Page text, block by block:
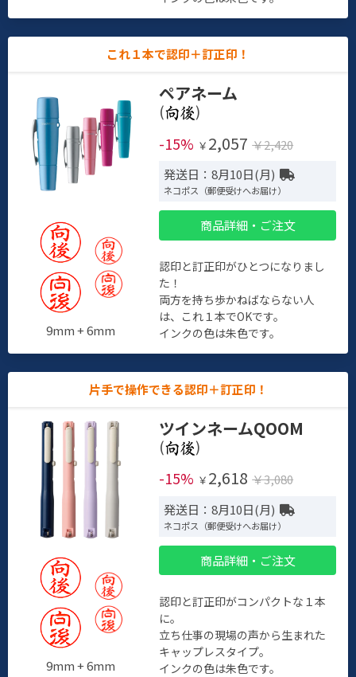
これ１本で認印＋訂正印！
9mm + 6mm
ペアネーム
(
)
-15% ￥ 2,057 ￥2,420
発送日：8月10日(月)
ネコポス（郵便受けへお届け）
商品詳細・ご注文
認印と訂正印がひとつになりまし
た！
両方を持ち歩かねばならない人
は、これ１本でOKです。
インクの色は朱色です。
片手で操作できる認印＋訂正印！
9mm + 6mm
ツインネームQOOM
(
)
-15% ￥ 2,618 ￥3,080
発送日：8月10日(月)
ネコポス（郵便受けへお届け）
商品詳細・ご注文
認印と訂正印がコンパクトな１本
に。
立ち仕事の現場の声から生まれた
キャップレスタイプ。
インクの色は朱色です。